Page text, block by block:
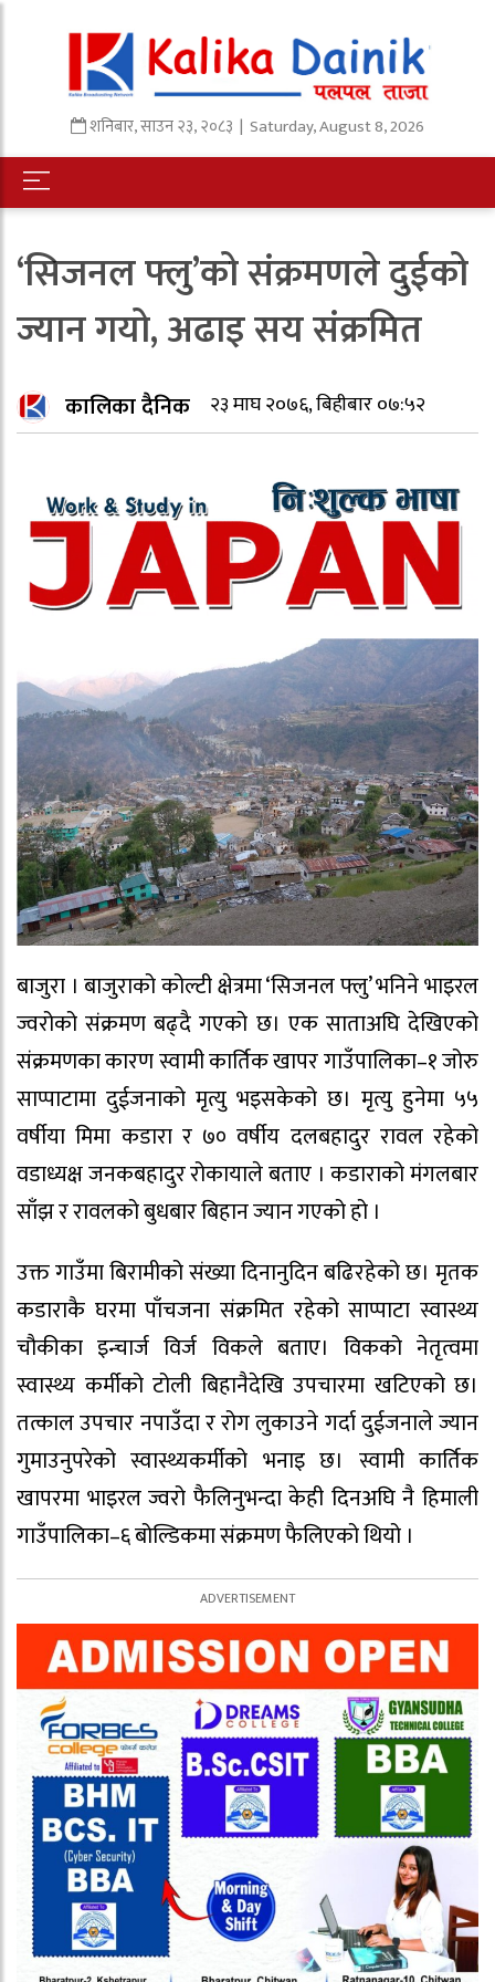
शनिबार,साउन२३,२०८३ | Saturday, August 8, 2026
‘सिजनल फ्लु’को संक्रमणले दुईको
ज्यान गयो, अढाइ सय संक्रमित
कालिका दैनिक २३ माघ २०७६, बिहीबार ०७:५२
बाजुरा । बाजुराको कोल्टी क्षेत्रमा ‘सिजनल फ्लु’ भनिने भाइरल
ज्वरोको संक्रमण बढ्दै गएको छ। एक साताअघि देखिएको
संक्रमणका कारण स्वामी कार्तिक खापर गाउँपालिका–१ जोरु
साप्पाटामा दुईजनाको मृत्यु भइसकेको छ। मृत्यु हुनेमा ५५
वर्षीया मिमा कडारा र ७० वर्षीय दलबहादुर रावल रहेको
वडाध्यक्ष जनकबहादुर रोकायाले बताए । कडाराको मंगलबार
साँझ र रावलको बुधबार बिहान ज्यान गएको हो ।
उक्त गाउँमा बिरामीको संख्या दिनानुदिन बढिरहेको छ। मृतक
कडाराकै घरमा पाँचजना संक्रमित रहेको साप्पाटा स्वास्थ्य
चौकीका इन्चार्ज विर्ज विकले बताए। विकको नेतृत्वमा
स्वास्थ्य कर्मीको टोली बिहानैदेखि उपचारमा खटिएको छ।
तत्काल उपचार नपाउँदा र रोग लुकाउने गर्दा दुईजनाले ज्यान
गुमाउनुपरेको स्वास्थ्यकर्मीको भनाइ छ। स्वामी कार्तिक
खापरमा भाइरल ज्वरो फैलिनुभन्दा केही दिनअघि नै हिमाली
गाउँपालिका–६ बोल्डिकमा संक्रमण फैलिएको थियो ।